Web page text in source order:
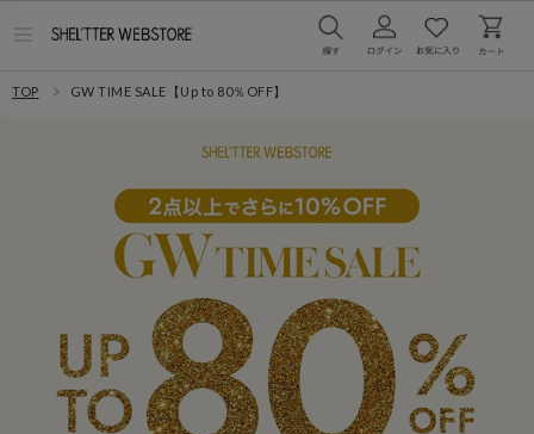
ー
TOP GW TIME SALE【Up to 80％OFF】